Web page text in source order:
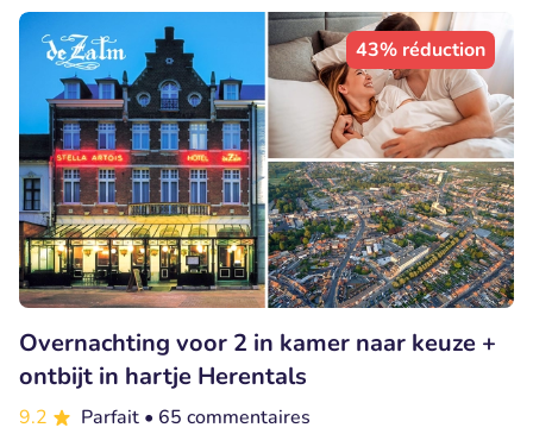
43% réduction
Overnachting voor 2 in kamer naar keuze +
ontbijt in hartje Herentals
9.2 Parfait • 65 commentaires